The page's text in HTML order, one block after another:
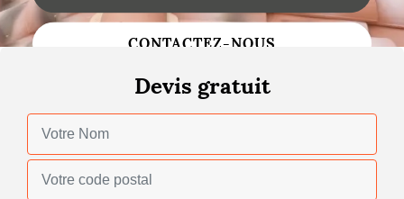
Changement de toiture
Gouttières
Réparation de toiture
CONTACTEZ-NOUS
Devis gratuit